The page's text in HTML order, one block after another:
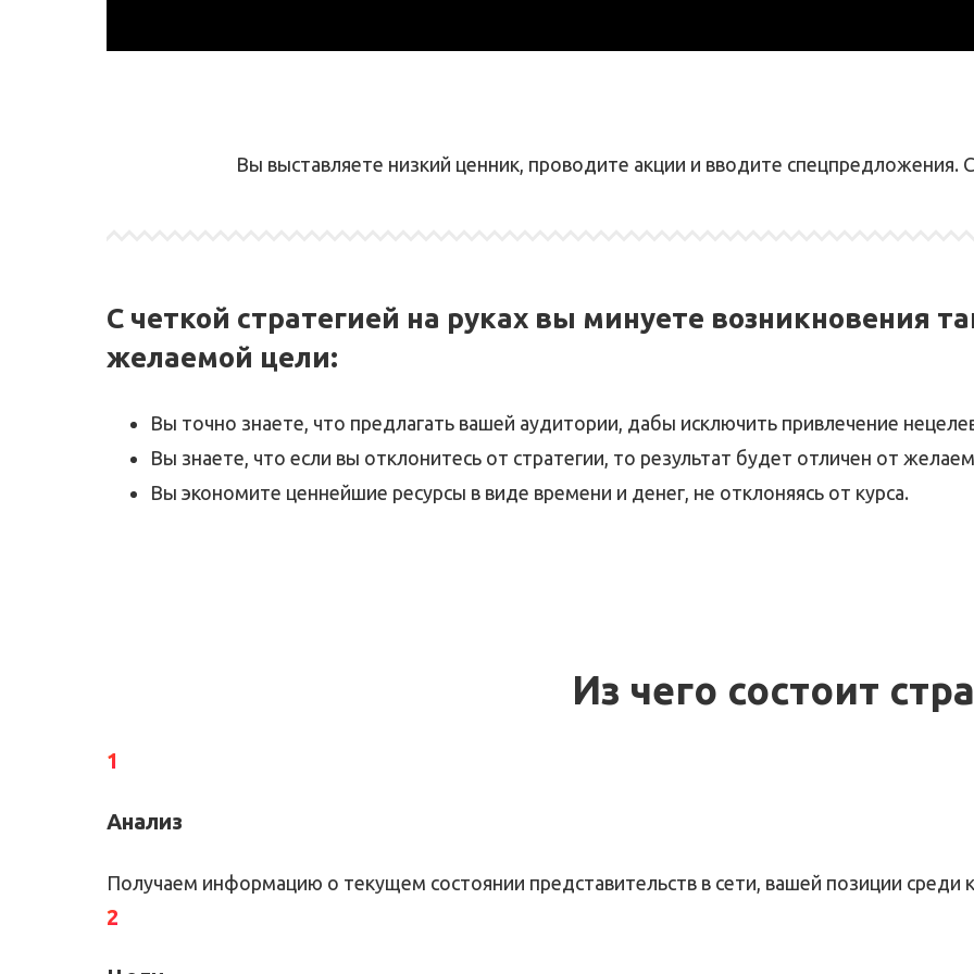
Вы выставляете низкий ценник, проводите акции и вводите спецпредложения.
С четкой стратегией на руках вы минуете возникновения
желаемой цели:
Вы точно знаете, что предлагать вашей аудитории, дабы исключить привлечение
Вы знаете, что если вы отклонитесь от стратегии, то результат будет отличен от
Вы экономите ценнейшие ресурсы в виде времени и денег, не отклоняясь от курса.
Из чего состоит
1
Анализ
Получаем информацию о текущем состоянии представительств в сети, вашей позиции среди
2